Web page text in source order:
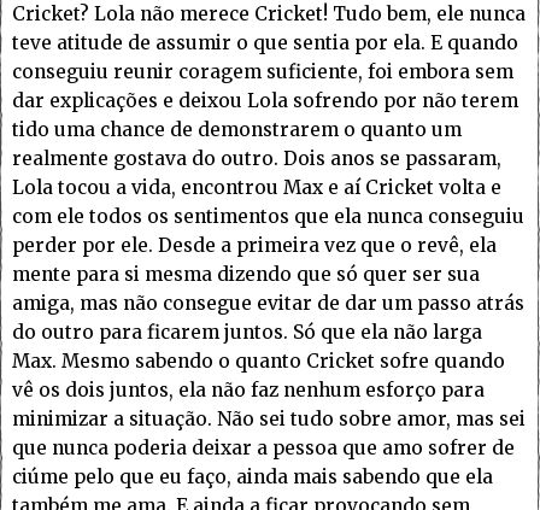
Cricket? Lola não merece Cricket! Tudo bem, ele nunca
teve atitude de assumir o que sentia por ela. E quando
conseguiu reunir coragem suficiente, foi embora sem
dar explicações e deixou Lola sofrendo por não terem
tido uma chance de demonstrarem o quanto um
realmente gostava do outro. Dois anos se passaram,
Lola tocou a vida, encontrou Max e aí Cricket volta e
com ele todos os sentimentos que ela nunca conseguiu
perder por ele. Desde a primeira vez que o revê, ela
mente para si mesma dizendo que só quer ser sua
amiga, mas não consegue evitar de dar um passo atrás
do outro para ficarem juntos. Só que ela não larga
Max. Mesmo sabendo o quanto Cricket sofre quando
vê os dois juntos, ela não faz nenhum esforço para
minimizar a situação. Não sei tudo sobre amor, mas sei
que nunca poderia deixar a pessoa que amo sofrer de
ciúme pelo que eu faço, ainda mais sabendo que ela